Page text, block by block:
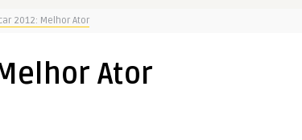
2012: Melhor Ator
Ator